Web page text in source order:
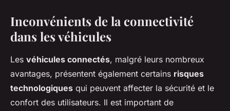
Inconvénients de la connectivité
dans les véhicules
Les véhicules connectés, malgré leurs nombreux
avantages, présentent également certains risques
technologiques qui peuvent affecter la sécurité et le
confort des utilisateurs. Il est important de